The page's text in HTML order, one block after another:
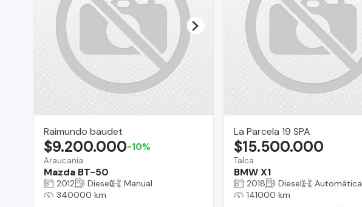
Raimundo baudet
Araucanía
Mazda BT-50
$9.200.000-10%
2012 Diesel
Manual
340000 km
La Parcela 19 SPA
Talca
BMW X1
$15.500.000
2018 Diesel
Automática
141000 km